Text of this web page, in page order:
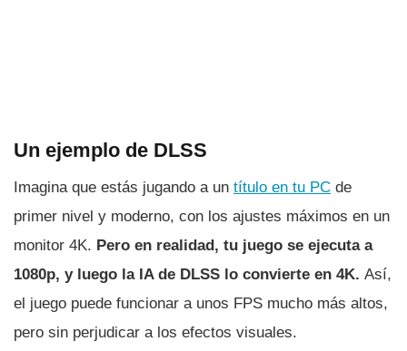
Un ejemplo de DLSS
Imagina que estás jugando a un título en tu PC de
primer nivel y moderno, con los ajustes máximos en un
monitor 4K. Pero en realidad, tu juego se ejecuta a
1080p, y luego la IA de DLSS lo convierte en 4K. Así,
el juego puede funcionar a unos FPS mucho más altos,
pero sin perjudicar a los efectos visuales.